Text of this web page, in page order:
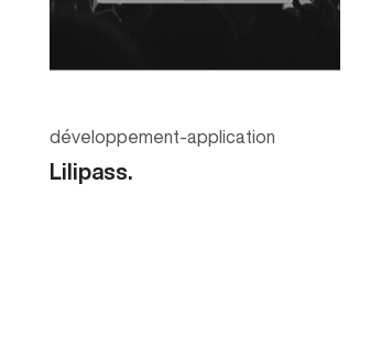
développement-application
Lilipass.